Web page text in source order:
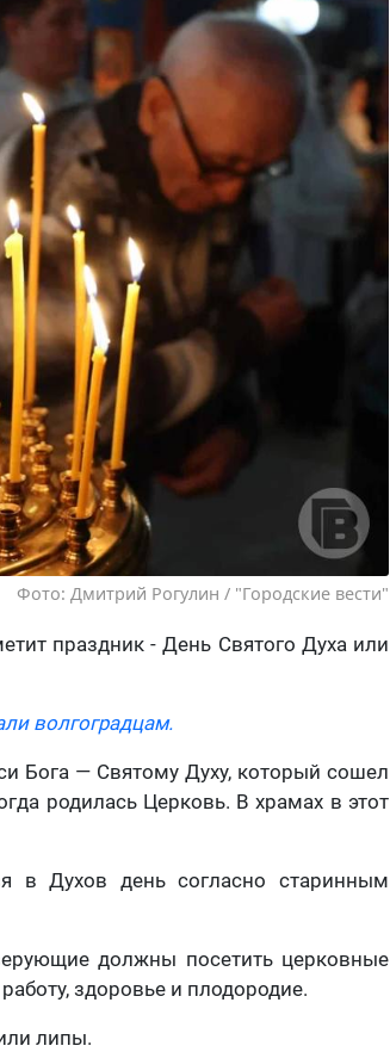
Фото: Дмитрий Рогулин / "Городские вести"
праздник - День Святого Духа или
волгоградцам.
Бога — Святому Духу, который сошел
родилась Церковь. В храмах в этот
в Духов день согласно старинным
должны посетить церковные
здоровье и плодородие.
липы.